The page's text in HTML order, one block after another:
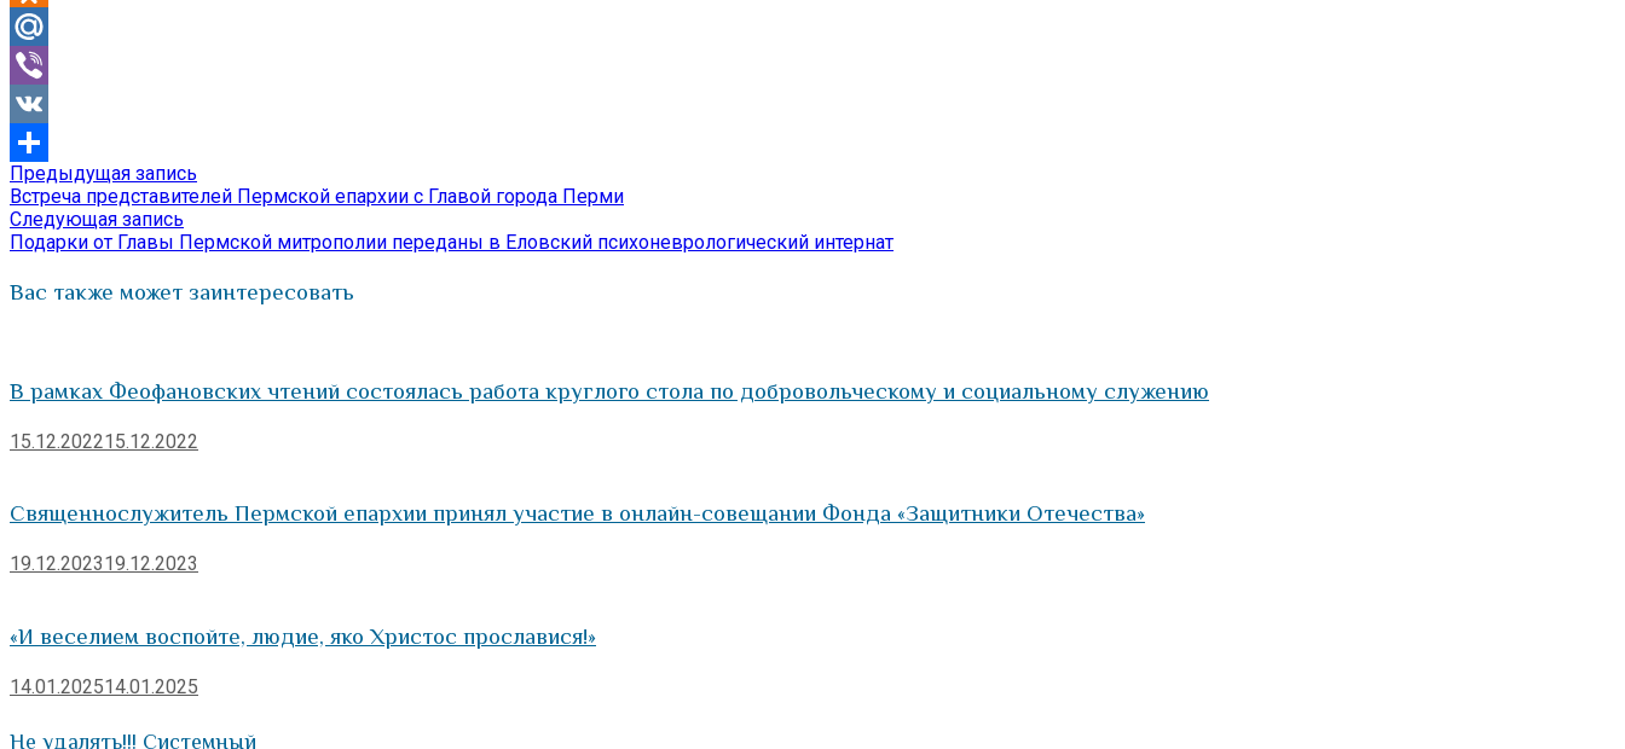
Odnoklassniki
Mail.Ru
Viber
VK
Отправить
Навигация
по
записям
Предыдущая запись
запись:
Встреча представителей Пермской епархии с Главой города Перми
Следующая запись
запись:
Подарки от Главы Пермской митрополии переданы в Еловский психоневрологический интернат
Вас также может заинтересовать
В рамках Феофановских чтений состоялась работа круглого стола по добровольческому и социальному служению
15.12.202215.12.2022
Священнослужитель Пермской епархии принял участие в онлайн-совещании Фонда «Защитники Отечества»
19.12.202319.12.2023
«И веселием воспойте, людие, яко Христос прославися!»
14.01.202514.01.2025
Не удалять!!! Системный